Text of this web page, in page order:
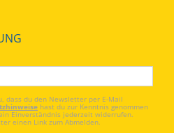
dass du den Newsletter per E-Mail
hast du zur Kenntnis genommen
Einverständnis jederzeit widerrufen.
einen Link zum Abmelden.